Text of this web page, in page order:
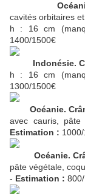
cavités orbitaires
h : 16 cm
1400/1500€
Indonésie.
h : 16 cm
1300/1500€
Océanie.
avec cauris,
Estimation :
Océanie.
pâte végétale,
- Estimation :